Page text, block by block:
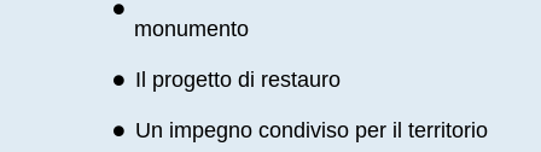
monumento
Il progetto di restauro
Un impegno condiviso per il territorio